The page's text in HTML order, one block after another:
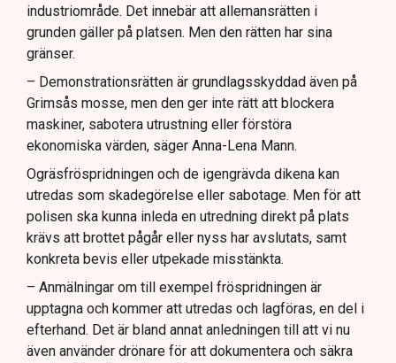
industriområde. Det innebär att allemansrätten i
grunden gäller på platsen. Men den rätten har sina
gränser.
– Demonstrationsrätten är grundlagsskyddad även på
Grimsås mosse, men den ger inte rätt att blockera
maskiner, sabotera utrustning eller förstöra
ekonomiska värden, säger Anna-Lena Mann.
Ogräsfröspridningen och de igengrävda dikena kan
utredas som skadegörelse eller sabotage. Men för att
polisen ska kunna inleda en utredning direkt på plats
krävs att brottet pågår eller nyss har avslutats, samt
konkreta bevis eller utpekade misstänkta.
– Anmälningar om till exempel fröspridningen är
upptagna och kommer att utredas och lagföras, en del i
efterhand. Det är bland annat anledningen till att vi nu
även använder drönare för att dokumentera och säkra